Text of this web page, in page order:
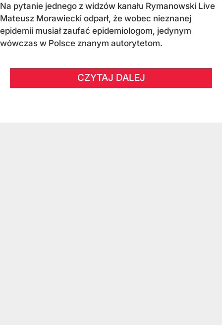
Na pytanie jednego z widzów kanału Rymanowski Live
Mateusz Morawiecki odparł, że wobec nieznanej
epidemii musiał zaufać epidemiologom, jedynym
wówczas w Polsce znanym autorytetom.
CZYTAJ DALEJ